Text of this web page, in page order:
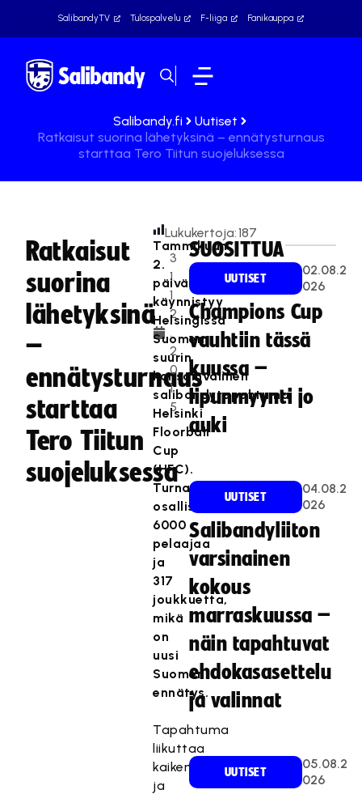
SalibandyTV Tulospalvelu F-liiga Fanikauppa
Salibandy.fi
Uutiset
Ratkaisut suorina lähetyksinä – ennätysturnaus
starttaa Tero Tiitun suojeluksessa
Ratkaisut
suorina
lähetyksinä
–
ennätysturnaus
starttaa
Tero Tiitun
suojeluksessa
3
1.
1
2
.
2
0
1
5
Lukukertoja:187
Tammikuun
2.
päivänä
käynnistyy
Helsingissä
Suomen
suurin
kansainvälinen
salibandytapahtuma,
Helsinki
Floorball
Cup
(HFC).
Turnaukseen
osallistuu
6000
pelaajaa
ja
317
joukkuetta,
mikä
on
uusi
Suomen
ennätys.
Tapahtuma
liikuttaa
kaikenikäisiä
ja
SUOSITTUA
UUTISET
02.08.2
026
Champions Cup
vauhtiin tässä
kuussa –
lipunmyynti jo
auki
UUTISET
04.08.2
026
Salibandyliiton
varsinainen
kokous
marraskuussa –
näin tapahtuvat
ehdokasasettelu
ja valinnat
UUTISET
05.08.2
026